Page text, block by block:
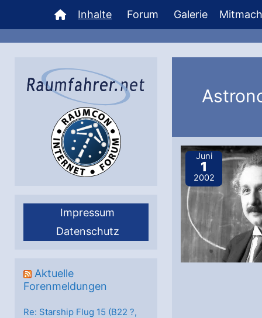
Inhalt
springen
Inhalte Forum Galerie
Impressum
Datenschutz
Aktuelle
Forenmeldungen
Re: Starship Flug 15 (B22 ?,
Juni
1
2002